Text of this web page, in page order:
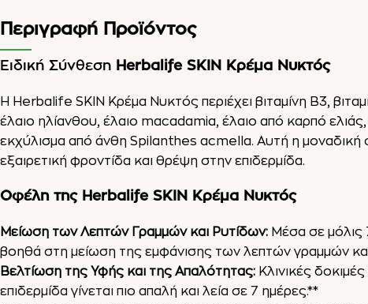
Περιγραφή Προϊόντος
Ειδική Σύνθεση Herbalife SKIN Κρέμα Νυκτός
Η Herbalife SKIN Κρέμα Νυκτός περιέχει βιταμίνη Β3,
έλαιο ηλίανθου, έλαιο macadamia, έλαιο από καρπό
εκχύλισμα από άνθη Spilanthes acmella. Αυτή η μοναδική
εξαιρετική φροντίδα και θρέψη στην επιδερμίδα.
Οφέλη της Herbalife SKIN Κρέμα Νυκτός
Μείωση των Λεπτών Γραμμών και Ρυτίδων: Μέσα σε μόλις
βοηθά στη μείωση της εμφάνισης των λεπτών γραμμών
Βελτίωση της Υφής και της Απαλότητας: Κλινικές
επιδερμίδα γίνεται πιο απαλή και λεία σε 7 ημέρες.**